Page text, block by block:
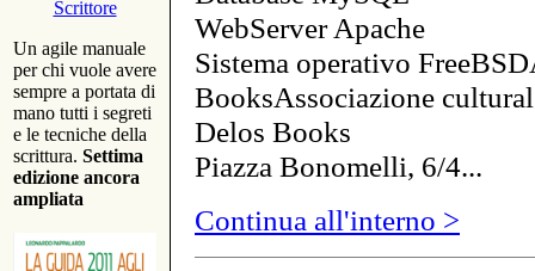
Scrittore
Un agile manuale
per chi vuole avere
sempre a portata di
mano tutti i segreti
e le tecniche della
scrittura. Settima
edizione ancora
ampliata
WebServer Apache
Sistema operativo
BooksAssociazione
Delos Books
Piazza Bonomelli, 6/4...
Continua all'interno >